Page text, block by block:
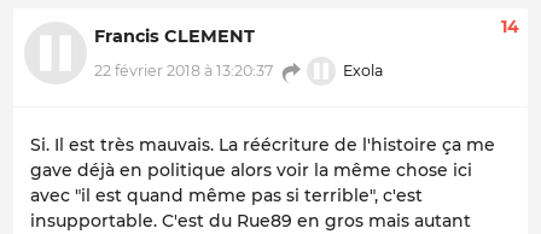
Francis CLEMENT
22 février 2018 à 13:20:37 Exola
14
Si. Il est très mauvais. La réécriture de l'histoire ça me
gave déjà en politique alors voir la même chose ici
avec "il est quand même pas si terrible", c'est
insupportable. C'est du Rue89 en gros mais autant